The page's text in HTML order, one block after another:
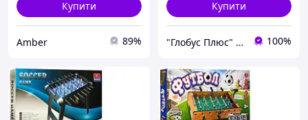
Купити
Amber 89%
Купити
"Глобус Плюс" інтернет-магазин 100%